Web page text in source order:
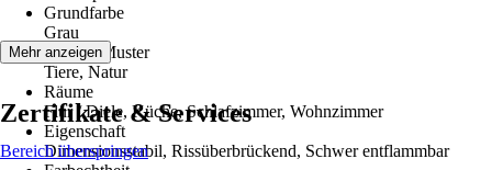
Grundfarbe
Grau
Dekor / Muster
Tiere, Natur
Räume
Flur / Diele, Küche, Schlafzimmer, Wohnzimmer
Eigenschaft
Dimensionsstabil, Rissüberbrückend, Schwer entflammbar
Mehr anzeigen
Zertifikate & Services
Bereich überspringen